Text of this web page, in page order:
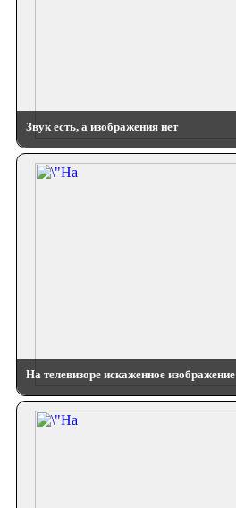
Звук есть, а изображения нет
На телевизоре искаженное изображение